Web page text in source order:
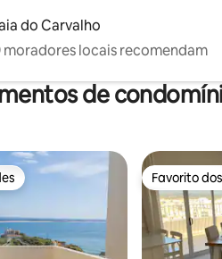
do Carvalho
moradores locais recomendam
de
Favorito
Favorito